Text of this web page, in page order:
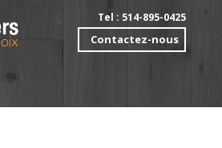
Tel : 514-895-0425
Contactez-nous